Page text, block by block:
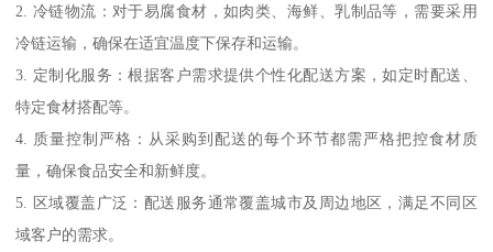
2. 冷链物流：对于易腐食材，如肉类、海鲜、乳制品等，需要采用
冷链运输，确保在适宜温度下保存和运输。
3. 定制化服务：根据客户需求提供个性化配送方案，如定时配送、
特定食材搭配等。
4. 质量控制严格：从采购到配送的每个环节都需严格把控食材质
量，确保食品安全和新鲜度。
5. 区域覆盖广泛：配送服务通常覆盖城市及周边地区，满足不同区
域客户的需求。